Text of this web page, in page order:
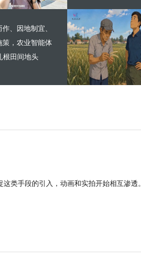
、因地制宜、
策，农业智能体
根田间地头
类手段的引入，动画和实拍开始相互渗透